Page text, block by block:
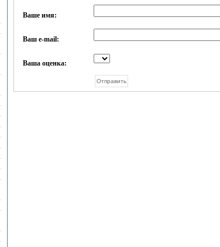
Ваше имя:
Ваш e-mail:
Ваша оценка: